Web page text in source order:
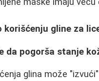
maske imaju
korišćenju gline za
da pogorša stanje
glina može